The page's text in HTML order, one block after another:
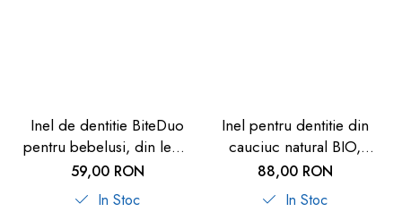
Inel de dentitie BiteDuo
pentru bebelusi, din lemn
si silicon, 3+ luni, Reer
79302
59,00 RON
In Stoc
Inel pentru dentitie din
cauciuc natural BIO,
dinozaur, Grunspecht
639-V1
88,00 RON
In Stoc